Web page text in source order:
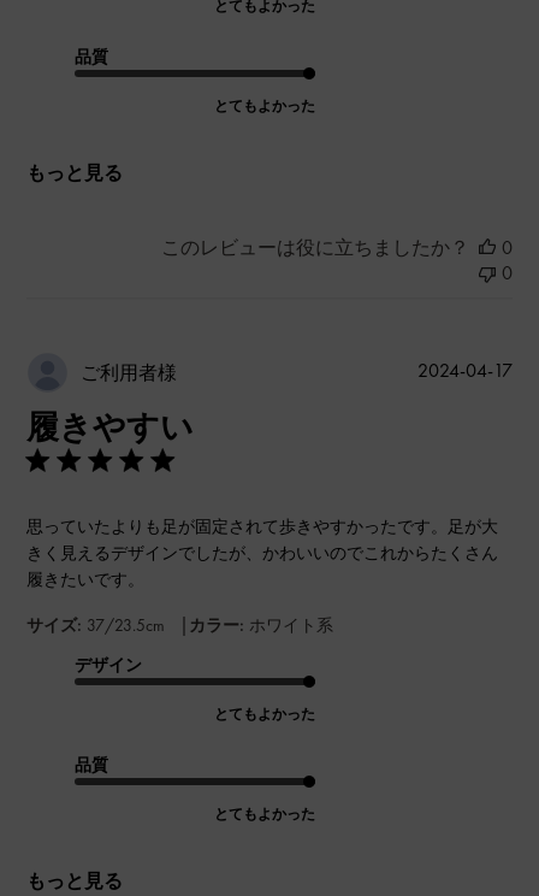
とてもよかった
品質
とてもよかった
もっと見る
このレビューは役に立ちましたか？
0
0
ご利用者様
履きやすい
思っていたよりも足が固定されて歩きやすかったです。足が大
きく見えるデザインでしたが、かわいいのでこれからたくさん
履きたいです。
サイズ: 37/23.5cm | カラー: ホワイト系
デザイン
とてもよかった
品質
とてもよかった
もっと見る
公
2024-04-17